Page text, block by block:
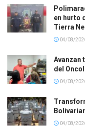
en hurto
Tierra
04/08/
Avanzan
del
04/08/
04/08/